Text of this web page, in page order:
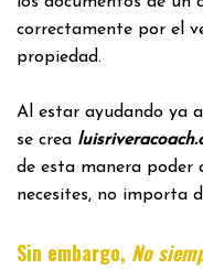
correctamente por el
propiedad.
Al estar ayudando ya
se crea
de esta manera poder
necesites, no importa
Sin embargo, No